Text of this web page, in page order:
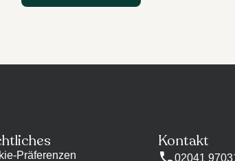
Präferenzen
Kontakt
02041